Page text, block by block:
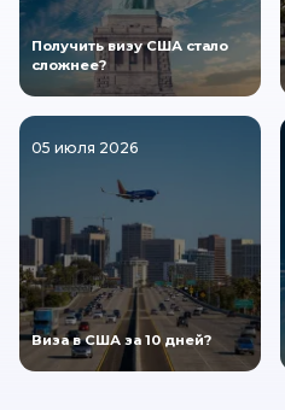
Получить визу США стало
сложнее?
05 июля 2026
Виза в США за 10 дней?